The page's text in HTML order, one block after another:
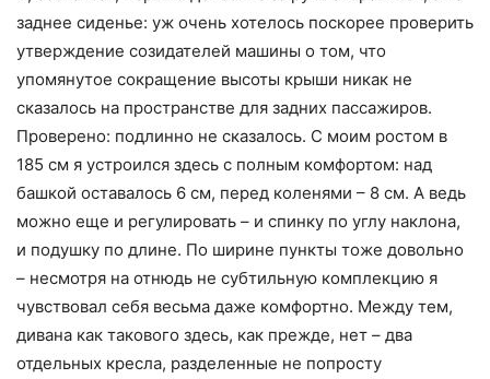
заднее сиденье: уж очень хотелось поскорее проверить
утверждение созидателей машины о том, что
упомянутое сокращение высоты крыши никак не
сказалось на пространстве для задних пассажиров.
Проверено: подлинно не сказалось. С моим ростом в
185 см я устроился здесь с полным комфортом: над
башкой оставалось 6 см, перед коленями – 8 см. А ведь
можно еще и регулировать – и спинку по углу наклона,
и подушку по длине. По ширине пункты тоже довольно
– несмотря на отнюдь не субтильную комплекцию я
чувствовал себя весьма даже комфортно. Между тем,
дивана как такового здесь, как прежде, нет – два
отдельных кресла, разделенные не попросту